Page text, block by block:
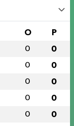
O P
0 0
0 0
0 0
0 0
0 0